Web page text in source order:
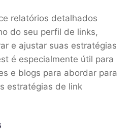
relatórios detalhados
do seu perfil de links,
e ajustar suas estratégias
é especialmente útil para
e blogs para abordar para
estratégias de link